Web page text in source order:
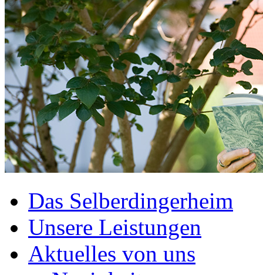
Das Selberdingerheim
Unsere Leistungen
Aktuelles von uns